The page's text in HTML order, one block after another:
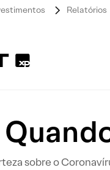
Relatórios
sobre o